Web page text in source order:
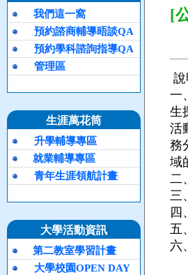
我們這一窩
預約諮商輔導晤談QA
預約學科諮詢指導QA
管理區
生涯萬花筒
升學輔導專區
就業輔導專區
青年生涯領航計畫
大學活動資訊
第二教室學習計畫
大學校園OPEN DAY
[
說
一、
生
活
務
域
二、
三、
四、
五、
六、